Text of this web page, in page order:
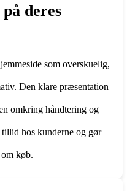
deres
som overskuelig,
Den klare præsentation
omkring håndtering og
hos kunderne og gør
køb.